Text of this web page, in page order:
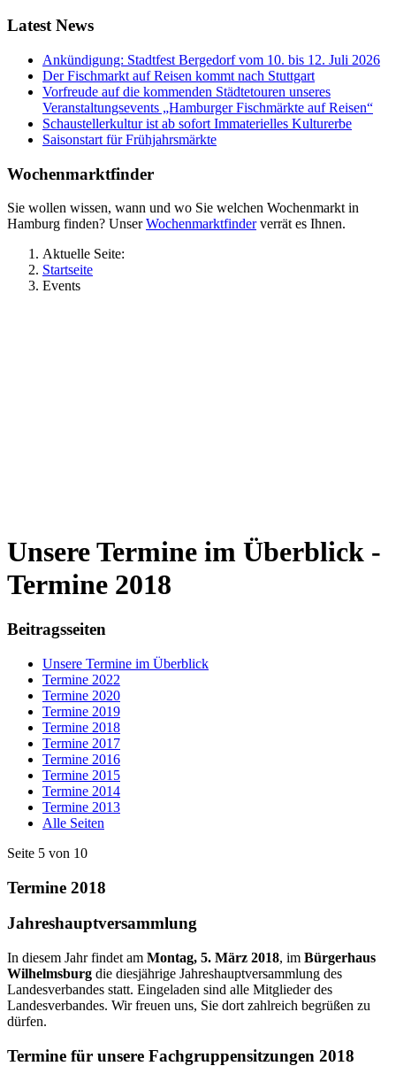
Latest News
Ankündigung: Stadtfest Bergedorf vom 10. bis 12. Juli 2026
Der Fischmarkt auf Reisen kommt nach Stuttgart
Vorfreude auf die kommenden Städtetouren unseres
Veranstaltungsevents „Hamburger Fischmärkte auf Reisen“
Schaustellerkultur ist ab sofort Immaterielles Kulturerbe
Saisonstart für Frühjahrsmärkte
Wochenmarktfinder
Sie wollen wissen, wann und wo Sie welchen Wochenmarkt in
Hamburg finden? UnserWochenmarktfinderverrät es Ihnen.
Aktuelle Seite:
Startseite
Events
Unsere Termine im Überblick -
Termine 2018
Beitragsseiten
Unsere Termine im Überblick
Termine 2022
Termine 2020
Termine 2019
Termine 2018
Termine 2017
Termine 2016
Termine 2015
Termine 2014
Termine 2013
Alle Seiten
Seite 5 von 10
Termine 2018
Jahreshauptversammlung
In diesem Jahr findet am Montag, 5. März 2018, im Bürgerhaus
Wilhelmsburg die diesjährige Jahreshauptversammlung des
Landesverbandes statt. Eingeladen sind alle Mitglieder des
Landesverbandes. Wir freuen uns, Sie dort zahlreich begrüßen zu
dürfen.
Termine für unsere Fachgruppensitzungen 2018